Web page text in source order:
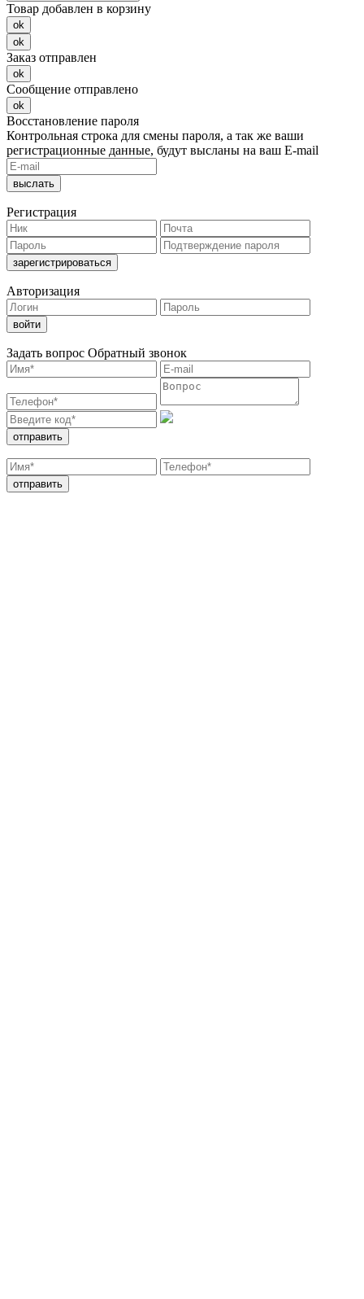
Товар добавлен в корзину
ok
ok
Заказ отправлен
ok
Сообщение отправлено
ok
Восстановление пароля
Контрольная строка для смены пароля, а так же ваши
регистрационные данные, будут высланы на ваш E-mail
Регистрация
Авторизация
Задать вопрос Обратный звонок